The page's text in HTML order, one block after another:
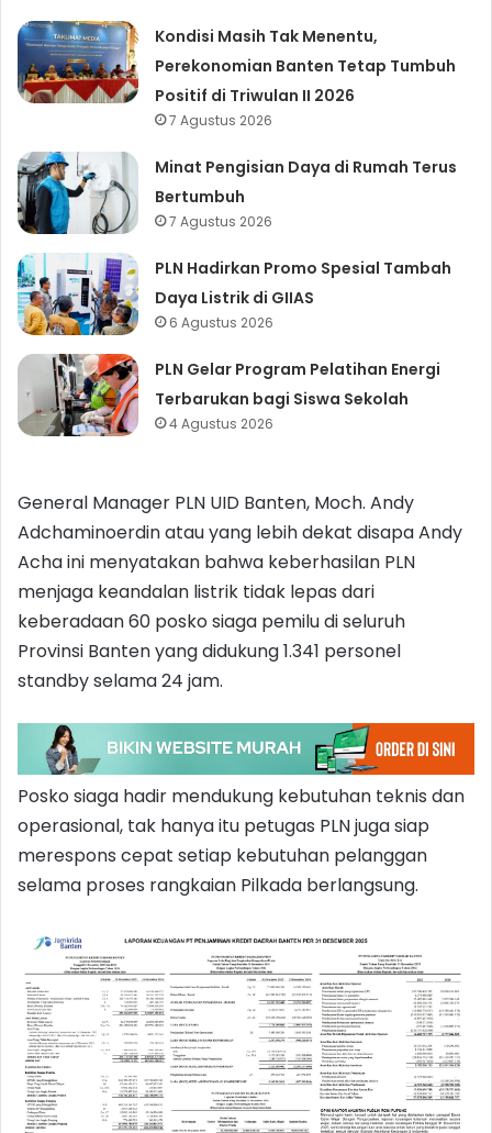
Kondisi Masih Tak Menentu,
Perekonomian Banten Tetap Tumbuh
Positif di Triwulan II 2026
7 Agustus 2026
Minat Pengisian Daya di Rumah Terus
Bertumbuh
7 Agustus 2026
PLN Hadirkan Promo Spesial Tambah
Daya Listrik di GIIAS
6 Agustus 2026
PLN Gelar Program Pelatihan Energi
Terbarukan bagi Siswa Sekolah
4 Agustus 2026
General Manager PLN UID Banten, Moch. Andy
Adchaminoerdin atau yang lebih dekat disapa Andy
Acha ini menyatakan bahwa keberhasilan PLN
menjaga keandalan listrik tidak lepas dari
keberadaan 60 posko siaga pemilu di seluruh
Provinsi Banten yang didukung 1.341 personel
standby selama 24 jam.
Posko siaga hadir mendukung kebutuhan teknis dan
operasional, tak hanya itu petugas PLN juga siap
merespons cepat setiap kebutuhan pelanggan
selama proses rangkaian Pilkada berlangsung.